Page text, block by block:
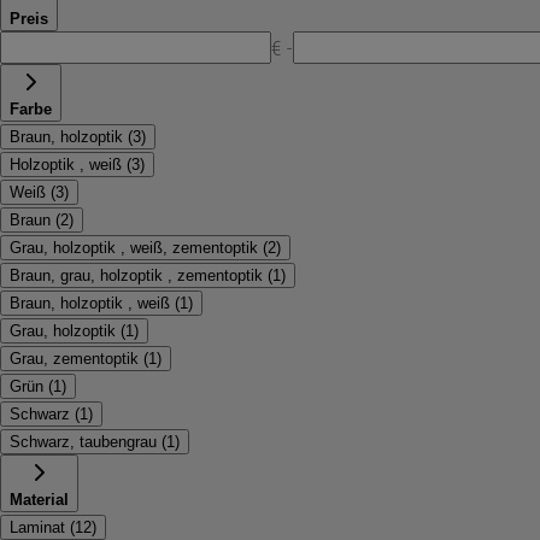
Preis
€ -
Farbe
Braun, holzoptik (3)
Holzoptik , weiß (3)
Weiß (3)
Braun (2)
Grau, holzoptik , weiß, zementoptik (2)
Braun, grau, holzoptik , zementoptik (1 )
Braun, holzoptik , weiß (1 )
Grau, holzoptik (1 )
Grau, zementoptik (1 )
Grün (1 )
Schwarz (1 )
Schwarz, taubengrau (1 )
Material
Laminat (12)